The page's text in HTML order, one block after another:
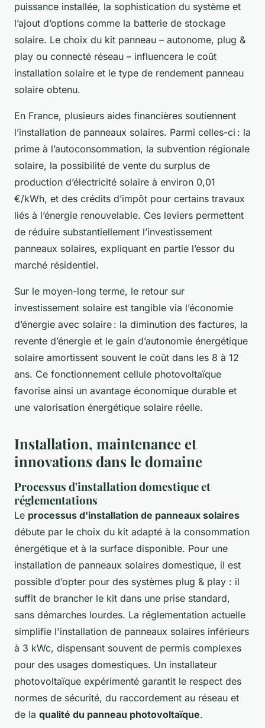
puissance installée, la sophistication du système et
l’ajout d’options comme la batterie de stockage
solaire. Le choix du kit panneau – autonome, plug &
play ou connecté réseau – influencera le coût
installation solaire et le type de rendement panneau
solaire obtenu.
En France, plusieurs aides financières soutiennent
l’installation de panneaux solaires. Parmi celles-ci : la
prime à l’autoconsommation, la subvention régionale
solaire, la possibilité de vente du surplus de
production d’électricité solaire à environ 0,01
€/kWh, et des crédits d’impôt pour certains travaux
liés à l’énergie renouvelable. Ces leviers permettent
de réduire substantiellement l’investissement
panneaux solaires, expliquant en partie l’essor du
marché résidentiel.
Sur le moyen-long terme, le retour sur
investissement solaire est tangible via l’économie
d’énergie avec solaire : la diminution des factures, la
revente d’énergie et le gain d’autonomie énergétique
solaire amortissent souvent le coût dans les 8 à 12
ans. Ce fonctionnement cellule photovoltaïque
favorise ainsi un avantage économique durable et
une valorisation énergétique solaire réelle.
Installation, maintenance et
innovations dans le domaine
Processus d'installation domestique et
réglementations
Le processus d'installation de panneaux solaires
débute par le choix du kit adapté à la consommation
énergétique et à la surface disponible. Pour une
installation de panneaux solaires domestique, il est
possible d’opter pour des systèmes plug & play : il
suffit de brancher le kit dans une prise standard,
sans démarches lourdes. La réglementation actuelle
simplifie l'installation de panneaux solaires inférieurs
à 3 kWc, dispensant souvent de permis complexes
pour des usages domestiques. Un installateur
photovoltaïque expérimenté garantit le respect des
normes de sécurité, du raccordement au réseau et
de la qualité du panneau photovoltaïque.